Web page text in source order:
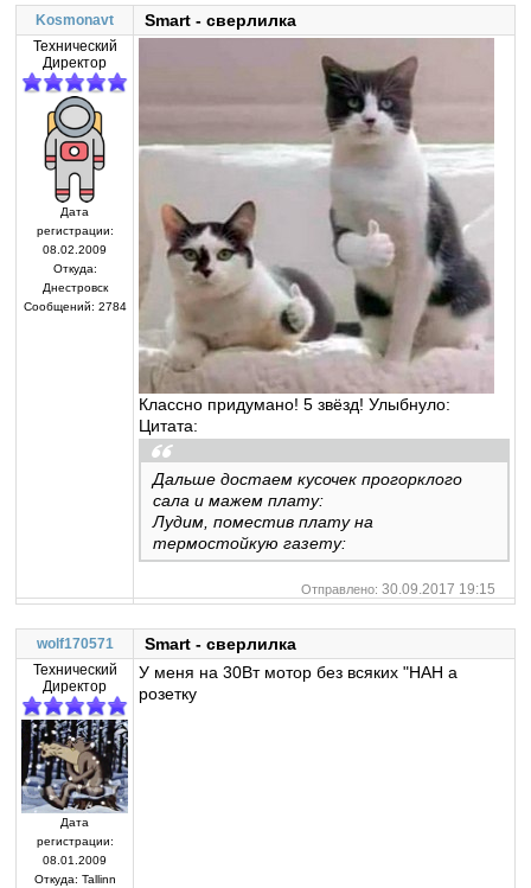
Kosmonavt
Smart - сверлилка
Технический
Директор
Дата
регистрации:
08.02.2009
Откуда:
Днестровск
Сообщений: 2784
Классно придумано! 5 звёзд! Улыбнуло:
Цитата:
Дальше достаем кусочек прогорклого
сала и мажем плату:
Лудим, поместив плату на
термостойкую газету:
Отправлено: 30.09.2017 19:15
wolf170571 Smart - сверлилка
Технический
Директор
Дата
регистрации:
08.01.2009
Откуда: Tallinn
У меня на 30Вт мотор без всяких "НАН а
розетку